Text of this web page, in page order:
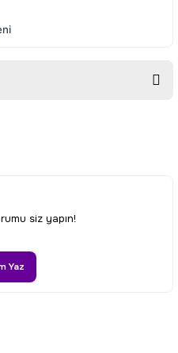
ve diğer
öneri formunu
görüntülenemiyor.
siz yapın!
Yaz